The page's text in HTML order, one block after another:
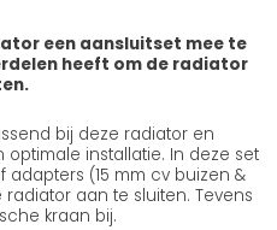
een aansluitset mee te
heeft om de radiator
bij deze radiator en
installatie. In deze set
(15 mm cv buizen &
aan te sluiten. Tevens
kraan bij.